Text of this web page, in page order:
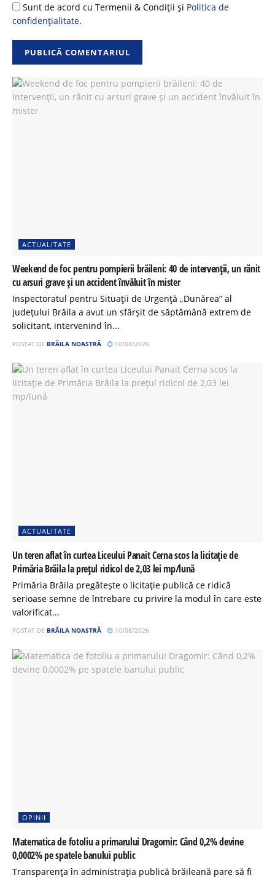
Sunt de acord cu Termenii & Condiții și Politica de
confidențialitate.
ACTUALITATE
Weekend de foc pentru pompierii brăileni: 40 de intervenții, un rănit
cu arsuri grave și un accident învăluit în mister
Inspectoratul pentru Situații de Urgență „Dunărea” al
județului Brăila a avut un sfârșit de săptămână extrem de
solicitant, intervenind în...
POSTAT DE BRĂILA NOASTRĂ 10/08/2026
ACTUALITATE
Un teren aflat în curtea Liceului Panait Cerna scos la licitație de
Primăria Brăila la prețul ridicol de 2,03 lei mp/lună
Primăria Brăila pregătește o licitație publică ce ridică
serioase semne de întrebare cu privire la modul în care este
valorificat...
POSTAT DE BRĂILA NOASTRĂ 10/08/2026
OPINII
Matematica de fotoliu a primarului Dragomir: Când 0,2% devine
0,0002% pe spatele banului public
Transparența în administrația publică brăileană pare să fi